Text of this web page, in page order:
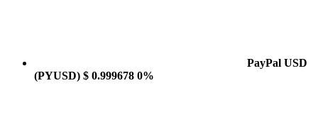
PayPal USD
(PYUSD) $ 0.999678 0%